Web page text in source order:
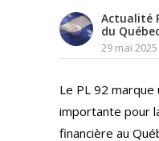
Actualité
du
29 mai 2025
Le PL 92 marque
importante pour
financière au